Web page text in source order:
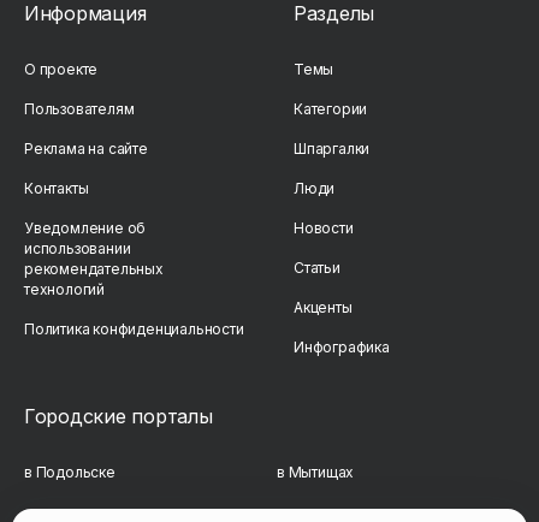
Информация
О проекте
Пользователям
Реклама на сайте
Контакты
Уведомление об
использовании
рекомендательных
технологий
Политика конфиденциальности
Разделы
Темы
Категории
Шпаргалки
Люди
Новости
Статьи
Акценты
Инфографика
Городские порталы
в Подольске в Мытищах